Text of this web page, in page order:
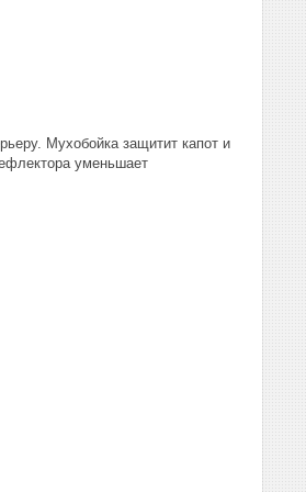
Мухобойка защитит капот и
уменьшает